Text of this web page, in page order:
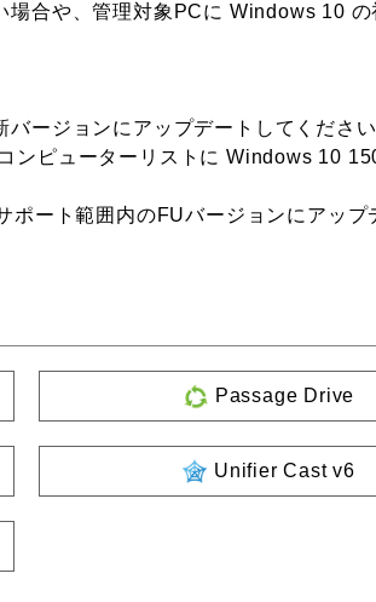
合や、管理対象PCに Windows 10
ージョンにアップデートしてください
ンピューターリストに Windows 10
ート範囲内のFUバージョンにアップ
Passage Drive
Unifier Cast v6